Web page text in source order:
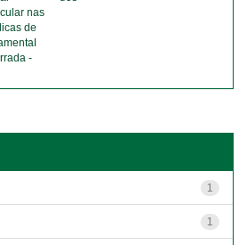
nas
de
-
1
1